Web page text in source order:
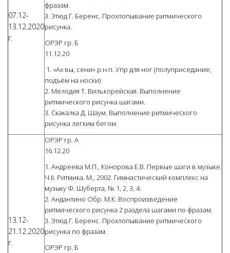
07.12-
13.12.2020
г.
фразам.
3. Этюд Г. Беренс. Прохлопывание ритмического
рисунка.
ОРЭР гр. Б
11.12.20
1. «Ах вы, сени» р.н.п. Упр для ног (полуприседание,
подъём на носки)
2. Мелодия Т. Вилькорейская. Выполнение
ритмического рисунка шагами.
3. Скакалка Д. Шаум. Выполнение ритмического
рисунка легким бегом.
13.12-
21.12.2020
г.
ОРЭР гр. А
16.12.20
1. Андреева М.П., Конорова Е.В. Первые шаги в музыке.
Ч.II. Ритмика. М., 2002. Гимнастический комплекс на
музыку Ф. Шуберта, № 1, 2, 3, 4.
2. Андантино Обр. М.К. Воспроизведение
ритмического рисунка 2 раздела шагами по фразам.
3. Этюд Г. Беренс. Прохлопывание ритмического
рисунка по фразам.
ОРЭР гр. Б